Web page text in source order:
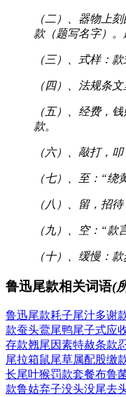
（二）、器物上
款（题写名字）。
（三）、式样：款
（四）、法规条
（五）、经费，
款。
（六）、敲打，
（七）、至：“绕
（八）、留，招待
（九）、空：“款
（十）、缓慢：款
鲁迅尾款相关词语(
鲁迅尾款耗子尾汁多谢
款蚕头鷰尾鸭尾子式应
存款翘尾因素特赦条款
尾拉箱鼠尾草属配股缴
长尾叶猴罚款套餐布鲁
款鲁姑弃子没头没尾去